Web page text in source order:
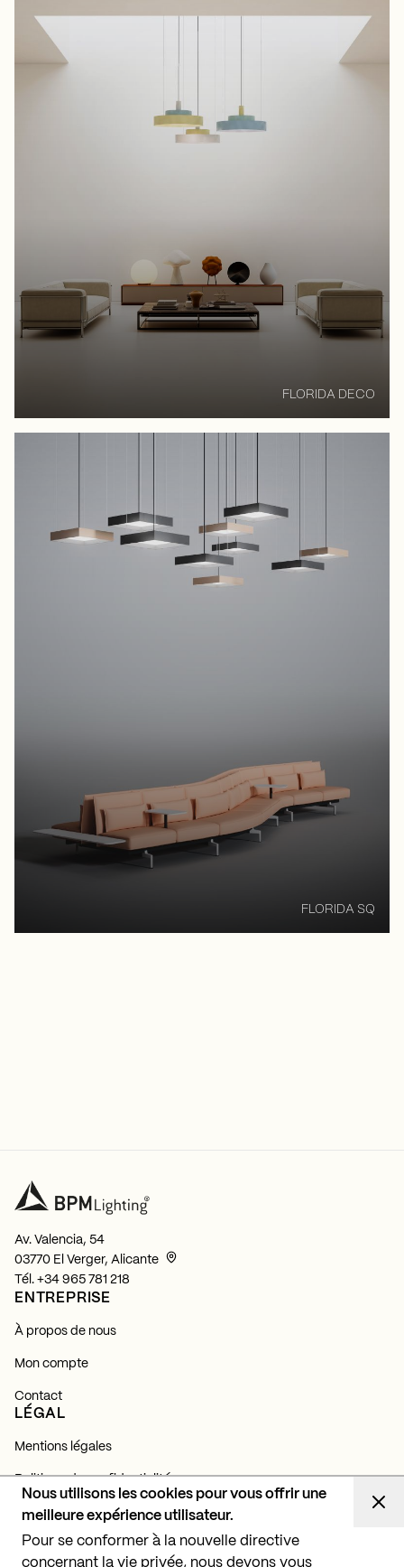
Nous utilisons les cookies pour vous offrir une
meilleure expérience utilisateur.
Pour se conformer à la nouvelle directive
concernant la vie privée, nous devons vous
FLORIDA DECO
FLORIDA SQ
Av. Valencia, 54
03770 El Verger, Alicante
Tél. +34 965 781 218
ENTREPRISE
À propos de nous
Mon compte
Contact
LÉGAL
Mentions légales
Politique de confidentialité
Politique de cookies
Abonnez-vous et découvrez toutes nos actualités,